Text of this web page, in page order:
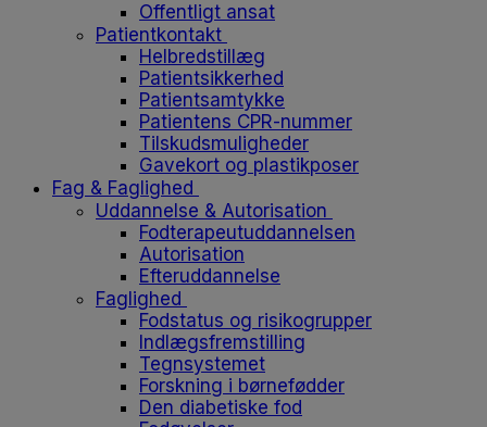
Offentligt ansat
Patientkontakt
Helbredstillæg
Patientsikkerhed
Patientsamtykke
Patientens CPR-nummer
Tilskudsmuligheder
Gavekort og plastikposer
Fag & Faglighed
Uddannelse & Autorisation
Fodterapeutuddannelsen
Autorisation
Efteruddannelse
Faglighed
Fodstatus og risikogrupper
Indlægsfremstilling
Tegnsystemet
Forskning i børnefødder
Den diabetiske fod